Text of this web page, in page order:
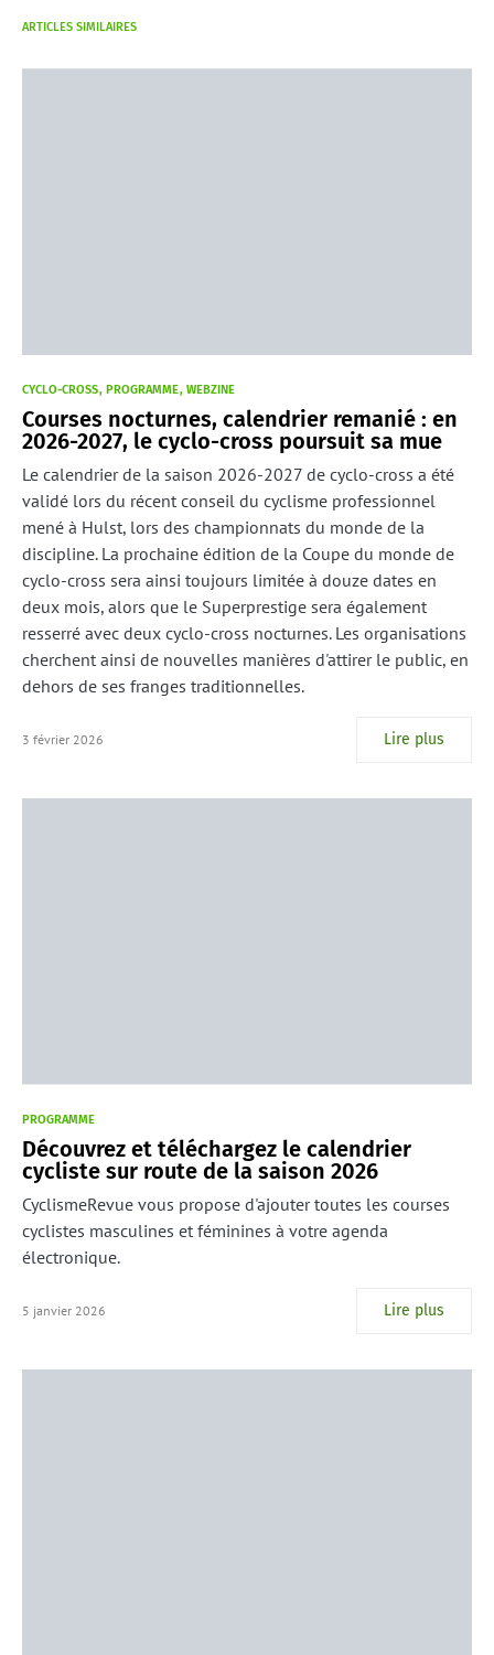
ARTICLES SIMILAIRES
CYCLO-CROSS PROGRAMME WEBZINE
Courses nocturnes, calendrier remanié : en
2026-2027, le cyclo-cross poursuit sa mue
Le calendrier de la saison 2026-2027 de cyclo-cross a été
validé lors du récent conseil du cyclisme professionnel
mené à Hulst, lors des championnats du monde de la
discipline. La prochaine édition de la Coupe du monde de
cyclo-cross sera ainsi toujours limitée à douze dates en
deux mois, alors que le Superprestige sera également
resserré avec deux cyclo-cross nocturnes. Les organisations
cherchent ainsi de nouvelles manières d'attirer le public, en
dehors de ses franges traditionnelles.
3 février 2026 Lire plus
PROGRAMME
Découvrez et téléchargez le calendrier
cycliste sur route de la saison 2026
CyclismeRevue vous propose d'ajouter toutes les courses
cyclistes masculines et féminines à votre agenda
électronique.
5 janvier 2026 Lire plus